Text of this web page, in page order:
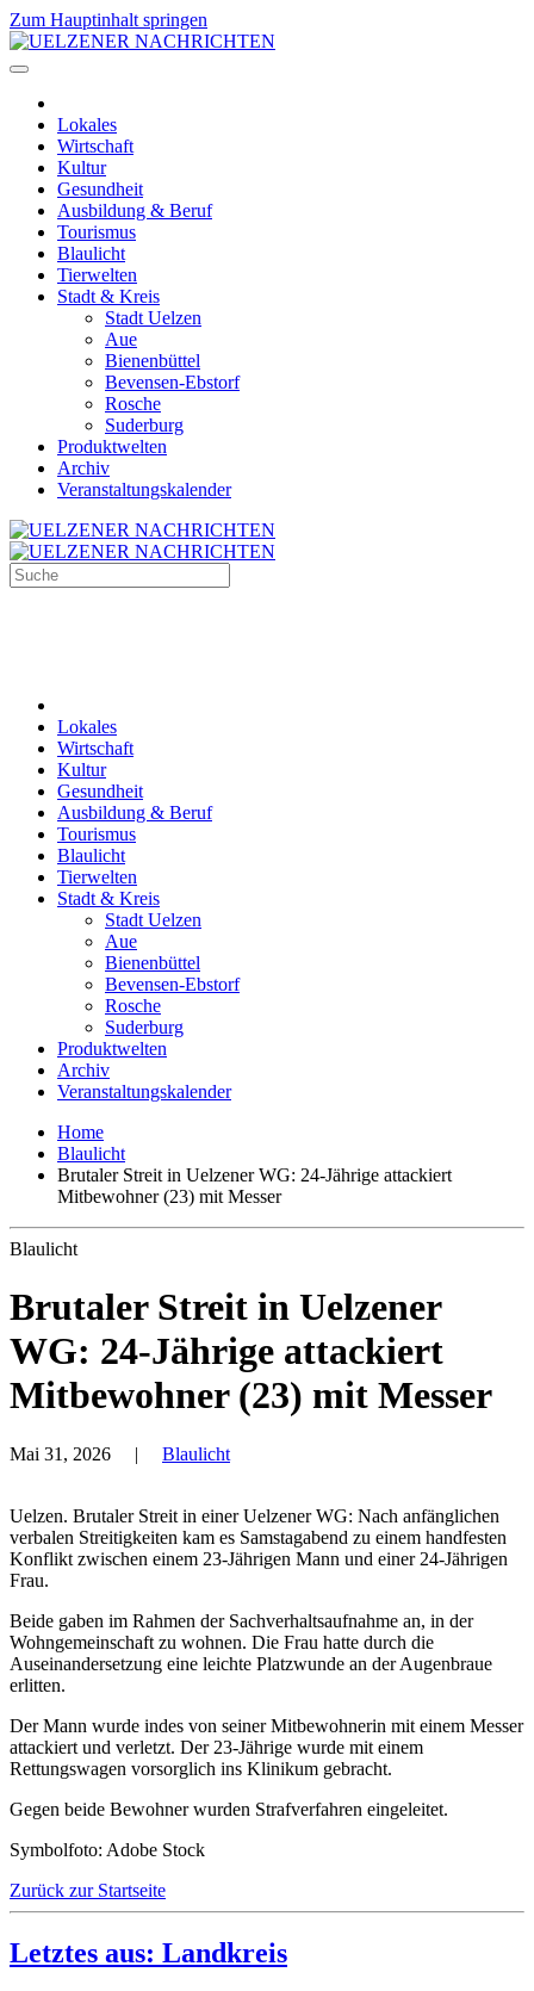
Zum Hauptinhalt springen
Lokales
Wirtschaft
Kultur
Gesundheit
Ausbildung & Beruf
Tourismus
Blaulicht
Tierwelten
Stadt & Kreis
Stadt Uelzen
Aue
Bienenbüttel
Bevensen-Ebstorf
Rosche
Suderburg
Produktwelten
Archiv
Veranstaltungskalender
Lokales
Wirtschaft
Kultur
Gesundheit
Ausbildung & Beruf
Tourismus
Blaulicht
Tierwelten
Stadt & Kreis
Stadt Uelzen
Aue
Bienenbüttel
Bevensen-Ebstorf
Rosche
Suderburg
Produktwelten
Archiv
Veranstaltungskalender
Home
Blaulicht
Brutaler Streit in Uelzener WG: 24-Jährige attackiert
Mitbewohner (23) mit Messer
Blaulicht
Brutaler Streit in Uelzener
WG: 24-Jährige attackiert
Mitbewohner (23) mit Messer
Mai 31, 2026 | Blaulicht
Uelzen. Brutaler Streit in einer Uelzener WG: Nach anfänglichen
verbalen Streitigkeiten kam es Samstagabend zu einem handfesten
Konflikt zwischen einem 23-Jährigen Mann und einer 24-Jährigen
Frau.
Beide gaben im Rahmen der Sachverhaltsaufnahme an, in der
Wohngemeinschaft zu wohnen. Die Frau hatte durch die
Auseinandersetzung eine leichte Platzwunde an der Augenbraue
erlitten.
Der Mann wurde indes von seiner Mitbewohnerin mit einem Messer
attackiert und verletzt. Der 23-Jährige wurde mit einem
Rettungswagen vorsorglich ins Klinikum gebracht.
Gegen beide Bewohner wurden Strafverfahren eingeleitet.
Symbolfoto: Adobe Stock
Zurück zur Startseite
Letztes aus: Landkreis